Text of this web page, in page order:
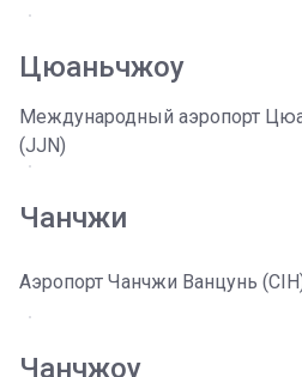
Цюаньчжоу
Международный аэропорт
(JJN)
Чанчжи
Аэропорт Чанчжи Ванцунь
Чанчжоу